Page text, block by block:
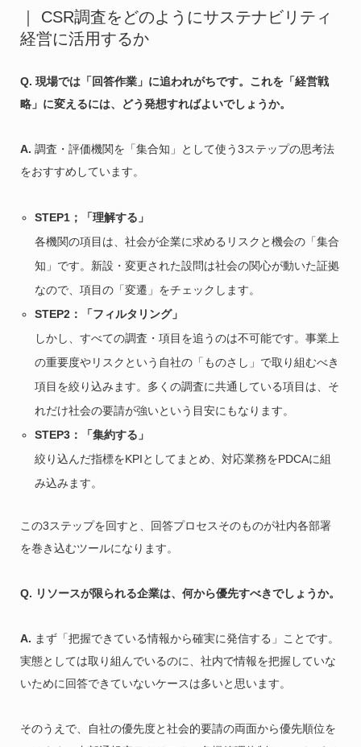
｜ CSR調査をどのようにサステナビリティ
経営に活用するか
Q. 現場では「回答作業」に追われがちです。これを「経営戦
略」に変えるには、どう発想すればよいでしょうか。
A. 調査・評価機関を「集合知」として使う3ステップの思考法
をおすすめしています。
STEP1；「理解する」
各機関の項目は、社会が企業に求めるリスクと機会の「集合
知」です。新設・変更された設問は社会の関心が動いた証拠
なので、項目の「変遷」をチェックします。
STEP2：「フィルタリング」
しかし、すべての調査・項目を追うのは不可能です。事業上
の重要度やリスクという自社の「ものさし」で取り組むべき
項目を絞り込みます。多くの調査に共通している項目は、そ
れだけ社会の要請が強いという目安にもなります。
STEP3：「集約する」
絞り込んだ指標をKPIとしてまとめ、対応業務をPDCAに組
み込みます。
この3ステップを回すと、回答プロセスそのものが社内各部署
を巻き込むツールになります。
Q. リソースが限られる企業は、何から優先すべきでしょうか。
A. まず「把握できている情報から確実に発信する」ことです。
実態としては取り組んでいるのに、社内で情報を把握していな
いために回答できていないケースは多いと思います。
そのうえで、自社の優先度と社会的要請の両面から優先順位を